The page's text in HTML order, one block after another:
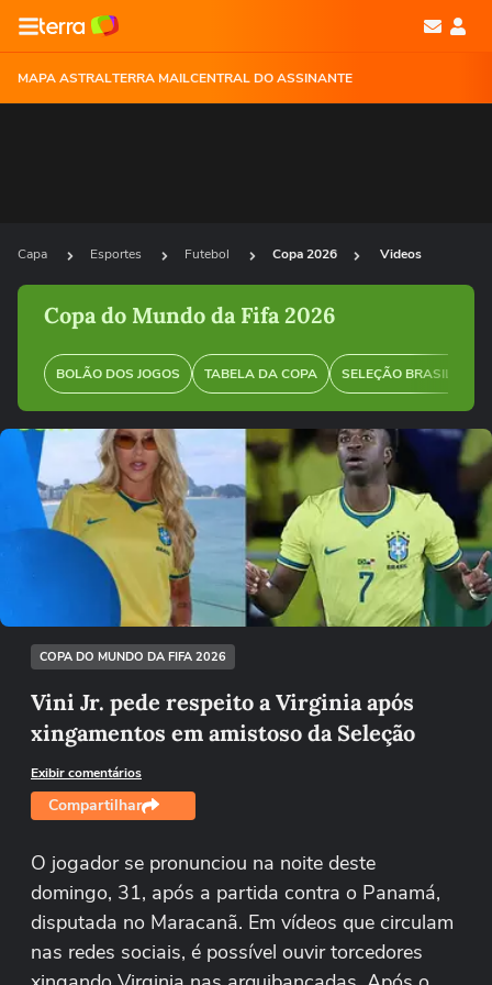
MAPA ASTRALTERRA MAILCENTRAL DO ASSINANTE
Capa Esportes Futebol Copa 2026 Videos
Copa do Mundo da Fifa 2026
BOLÃO DOS JOGOS TABELA DA COPA SELEÇÃO BRASILEIRA
Ops!
Não foi possível reproduzir o vídeo
Tentar novamente
COPA DO MUNDO DA FIFA 2026
Vini Jr. pede respeito a Virginia após
xingamentos em amistoso da Seleção
Exibir comentários
Compartilhar
O jogador se pronunciou na noite deste
domingo, 31, após a partida contra o Panamá,
disputada no Maracanã. Em vídeos que circulam
nas redes sociais, é possível ouvir torcedores